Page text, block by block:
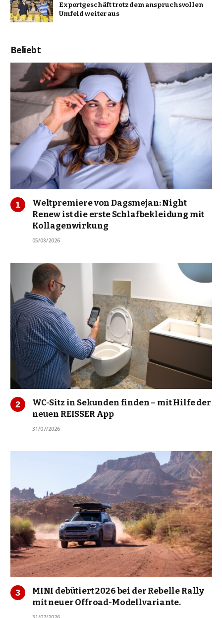
Exportgeschäft trotz dem anspruchsvollen
Umfeld weiter aus
Beliebt
Weltpremiere von Dagsmejan: Night
Renew ist die erste Schlafbekleidung mit
Kollagenwirkung
05/08/2026
WC-Sitz in Sekunden finden – mit Hilfe der
neuen REISSER App
31/07/2026
MINI debütiert 2026 bei der Rebelle Rally
mit neuer Offroad-Modellvariante.